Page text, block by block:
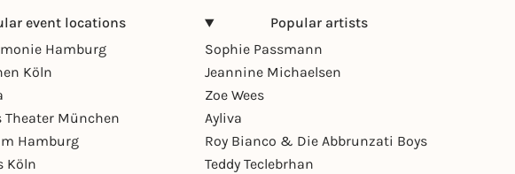
event locations
Hamburg
Köln
Theater München
Hamburg
Köln
Popular artists
Sophie Passmann
Jeannine Michaelsen
Zoe Wees
Ayliva
Roy Bianco & Die Abbrunzati Boys
Teddy Teclebrhan